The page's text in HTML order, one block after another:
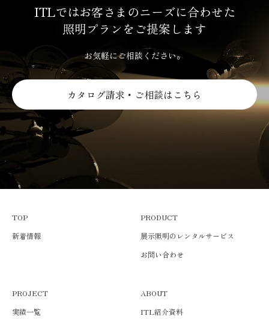
ITLではお客さまのニーズに合わせた
照明プランをご提案します
お気軽にご相談ください。
カタログ請求・ご相談はこちら
TOP
新着情報
PRODUCT
展示照明のレンタルサービス
お問い合わせ
PROJECT
実績一覧
ABOUT
ITL紹介資料